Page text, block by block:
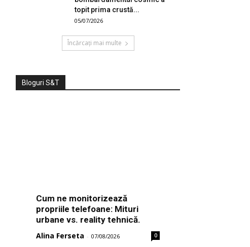
topit prima crustă...
05/07/2026
Încărcați mai multe
Bloguri S&T
Cum ne monitorizează
propriile telefoane: Mituri
urbane vs. reality tehnică.
Alina Ferseta - 07/08/2026 0